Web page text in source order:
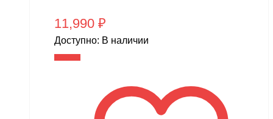
11,990 ₽
Доступно: В наличии